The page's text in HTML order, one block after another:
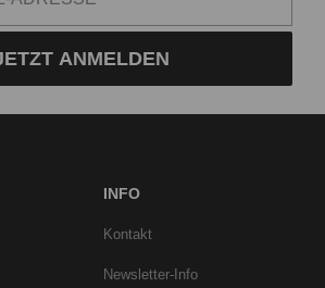
ANMELDEN
INFO
Kontakt
Newsletter-Info